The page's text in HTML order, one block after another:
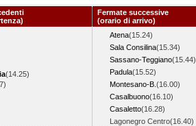
Fermate successive
(orario di arrivo)
(14.25)
Atena(15.24)
Sala Consilina(15.34)
Sassano-Teggiano(15.44)
Padula(15.52)
Montesano-B. (16.00)
Casalbuono(16.10)
Casaletto(16.28)
Lagonegro Centro(16.40)